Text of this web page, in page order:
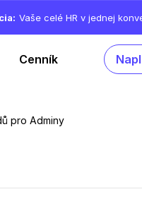
Vaše celé HR v jednej
Cenník
pro Adminy